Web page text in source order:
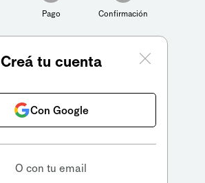
Pago Confirmación
Creá tu cuenta
Con Google
O con tu email